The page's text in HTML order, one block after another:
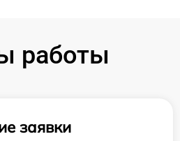
работы
заявки